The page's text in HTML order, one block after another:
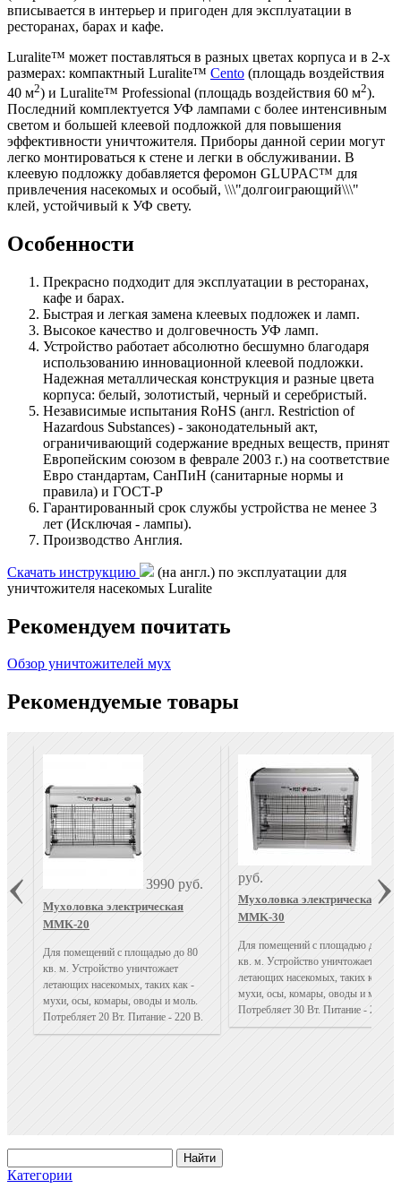
вписывается в интерьер и пригоден для эксплуатации в
ресторанах, барах и кафе.
Luralite™ может поставляться в разных цветах корпуса и в 2-х
размерах: компактный Luralite™ Cento (площадь воздействия
40 м2) и Luralite™ Professional (площадь воздействия 60 м2).
Последний комплектуется УФ лампами с более интенсивным
светом и большей клеевой подложкой для повышения
эффективности уничтожителя. Приборы данной серии могут
легко монтироваться к стене и легки в обслуживании. В
клеевую подложку добавляется феромон GLUPAC™ для
привлечения насекомых и особый, \\\"долгоиграющий\\\"
клей, устойчивый к УФ свету.
Особенности
Прекрасно подходит для эксплуатации в ресторанах,
кафе и барах.
Быстрая и легкая замена клеевых подложек и ламп.
Высокое качество и долговечность УФ ламп.
Устройство работает абсолютно бесшумно благодаря
использованию инновационной клеевой подложки.
Надежная металлическая конструкция и разные цвета
корпуса: белый, золотистый, черный и серебристый.
Независимые испытания RoHS (англ. Restriction of
Hazardous Substances) - законодательный акт,
ограничивающий содержание вредных веществ, принят
Европейским союзом в феврале 2003 г.) на соответствие
Евро стандартам, СанПиН (санитарные нормы и
правила) и ГОСТ-Р
Гарантированный срок службы устройства не менее 3
лет (Исключая - лампы).
Производство Англия.
Скачать инструкцию
(на англ.) по эксплуатации для
уничтожителя насекомых Luralite
Рекомендуем почитать
Обзор уничтожителей мух
Рекомендуемые товары
3990 руб.
Мухоловка электрическая
MMK-20
Для помещений с площадью до 80
кв. м. Устройство уничтожает
летающих насекомых, таких как -
мухи, осы, комары, оводы и моль.
Потребляет 20 Вт. Питание - 220 В.
руб.
Мухоловка электрическая
MMK-30
Для помещений с площадью до 120
кв. м. Устройство уничтожает
летающих насекомых, таких как -
мухи, осы, комары, оводы и моль.
Потребляет 30 Вт. Питание - 220 В.
Категории